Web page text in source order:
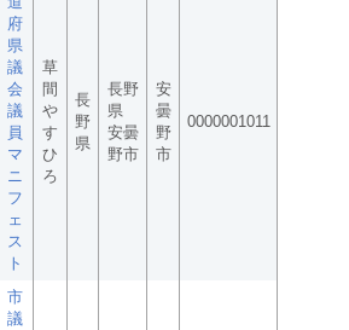
府
県
議
会
議
員
マ
ニ
フ
ェ
ス
ト
草
間
や
す
ひ
ろ
長
野
県
長野
県
安曇
野市
安
曇
野
市
0000001011
市
議